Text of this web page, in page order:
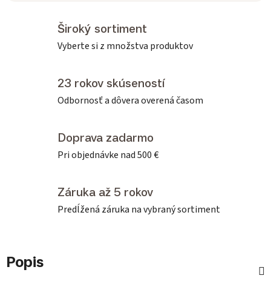
Široký sortiment
Vyberte si z množstva produktov
23 rokov skúseností
Odbornosť a dôvera overená časom
Doprava zadarmo
Pri objednávke nad 500 €
Záruka až 5 rokov
Predĺžená záruka na vybraný sortiment
Popis